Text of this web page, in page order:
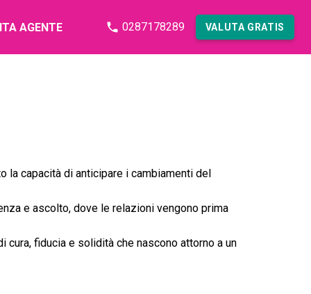
AGENTE 0287178289 VALUTA GRATIS
la capacità di anticipare i cambiamenti del
e ascolto, dove le relazioni vengono prima
fiducia e solidità che nascono attorno a un